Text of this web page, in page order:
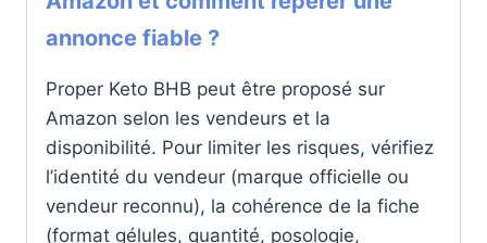
annonce fiable ?
Proper Keto BHB peut être proposé sur
Amazon selon les vendeurs et la
disponibilité. Pour limiter les risques, vérifiez
l’identité du vendeur (marque officielle ou
vendeur reconnu), la cohérence de la fiche
(format gélules, quantité, posologie,